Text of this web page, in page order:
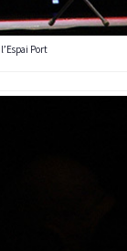
Port